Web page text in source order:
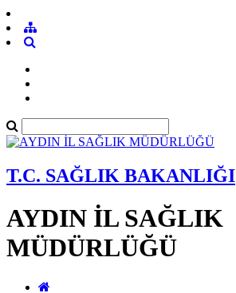
T.C. SAĞLIK BAKANLIĞI
AYDIN İL SAĞLIK
MÜDÜRLÜĞÜ